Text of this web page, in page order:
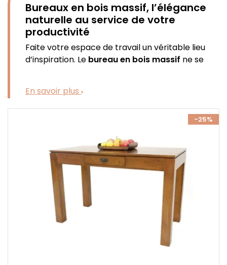
Bureaux en bois massif, l’élégance
naturelle au service de votre
productivité
Faite votre espace de travail un véritable lieu
d’inspiration. Le bureau en bois massif ne se
décoration et crée une atmosphère propice à la
concentration. Dès le premier regard, il impose
son authenticité et transforme votre quotidien.
bureau en bois massif, c’est opter
pour unmatériau noble, vivant etdurable
Chaqueessence de boisdévoile des nuances
uniques, des veines naturelles et un charme
incomparable. Contrairement aux meubles
standards, ces bureaux offrent une
robustesse
exceptionnelle
et traversent les années sans
perdre de leur superbe. C’est un investissement
, pensé pour vous
En savoir plus
-25%